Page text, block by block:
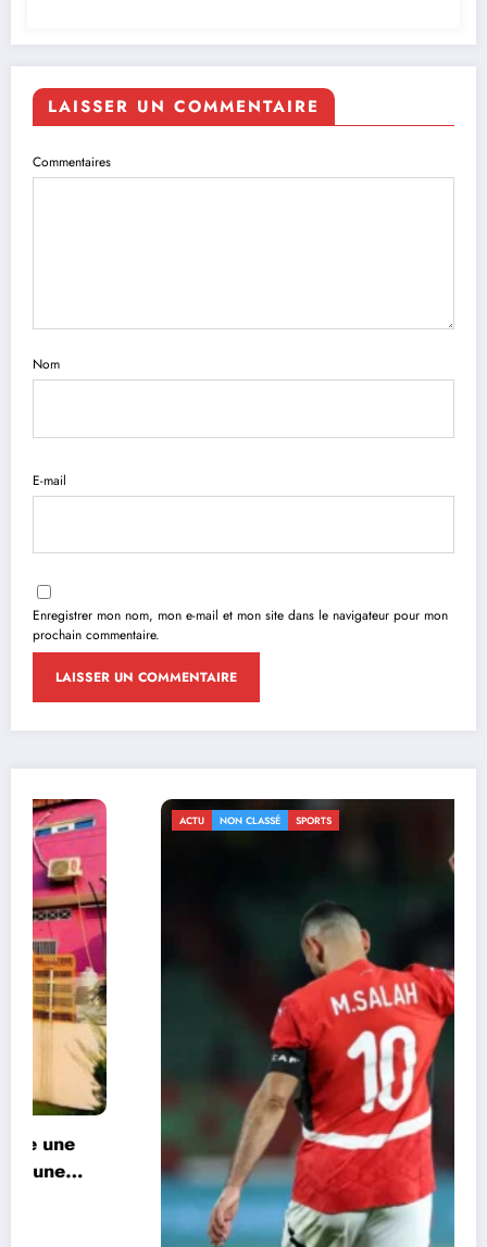
LAISSER UN COMMENTAIRE
Commentaires
Nom
E-mail
Enregistrer mon nom, mon e-mail et mon site dans le navigateur pour mon
prochain commentaire.
ACTU NON CLASSÉ SPORTS